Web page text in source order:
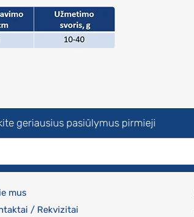
geriausius pasiūlymus pirmieji
mus
/ Rekvizitai